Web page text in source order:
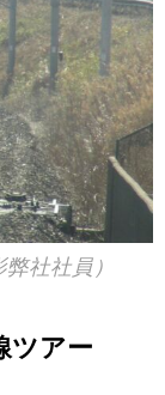
社社員）
ツアー